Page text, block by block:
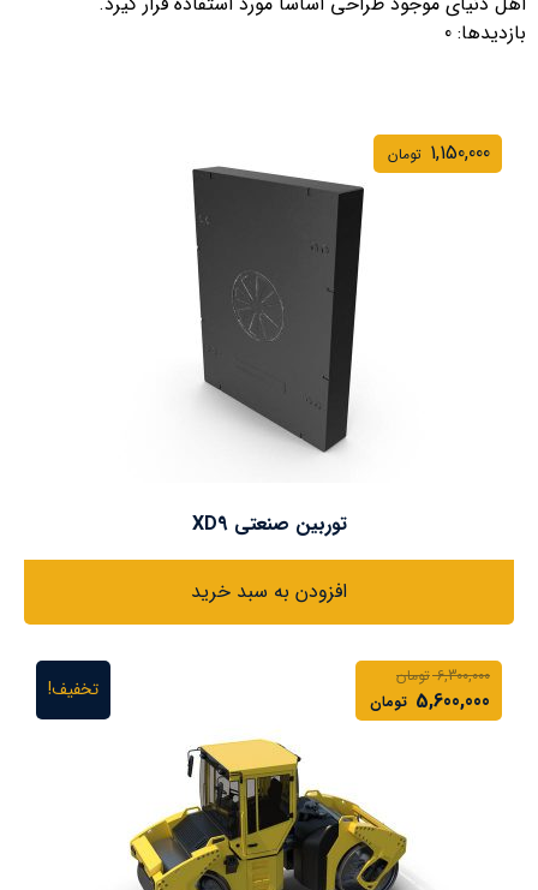
بازدیدها: 0
1,150,000 تومان
توربین صنعتی XD9
افزودن به سبد خرید
6,300,000 تومان
5,600,000 تومان تخفیف!